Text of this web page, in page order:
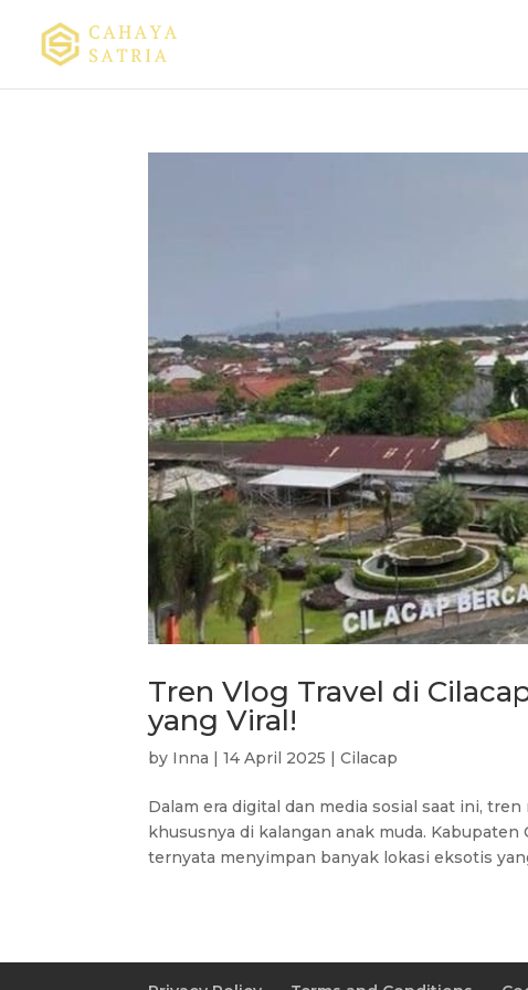
Tren Vlog Travel di
yang Viral!
by Inna |14 April 2025 |Cilacap
Dalam era digital dan media sosial saat ini,
khususnya di kalangan anak muda.
ternyata menyimpan banyak lokasi eksotis